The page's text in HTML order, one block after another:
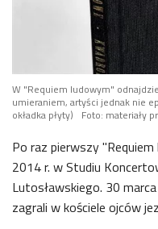
W "Requiem ludowym"
umieraniem, artyści jednak nie
okładka płyty)
Foto: materiały
Po raz pierwszy
2014 r. w Studiu
Lutosławskiego. 30
zagrali w kościele ojców